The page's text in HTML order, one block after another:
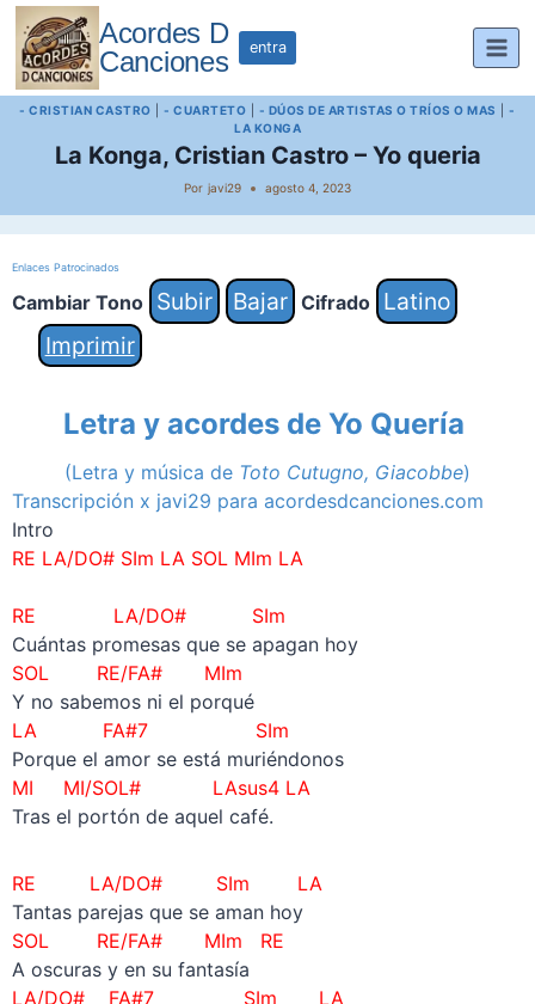
Saltar
contenido
Acordes D
Canciones
entra
- CRISTIAN CASTRO |- CUARTETO - DÚOS DE ARTISTAS O TRÍOS O MAS |-
LA KONGA
La Konga, Cristian Castro – Yo queria
Por javi29 agosto 4, 2023
Enlaces Patrocinados
Cambiar Tono Subir Bajar Cifrado
Latino
Imprimir
Letra y acordes de Yo Quería
(Letra y música de Toto Cutugno, Giacobbe)
Transcripción x javi29 para acordesdcanciones.com
Intro
RE LA/DO# SIm LA SOL MIm LA
RE LA/DO# SIm
Cuántas promesas que se apagan hoy
SOL RE/FA# MIm
Y no sabemos ni el porqué
LA
FA#7 SIm
Porque el amor se está muriéndonos
MI MI/SOL# LAsus4 LA
Tras el portón de aquel café.
RE LA/DO# SIm LA
Tantas parejas que se aman hoy
SOL RE/FA# MIm RE
A oscuras y en su fantasía
LA/DO#
FA#7 SIm
LA